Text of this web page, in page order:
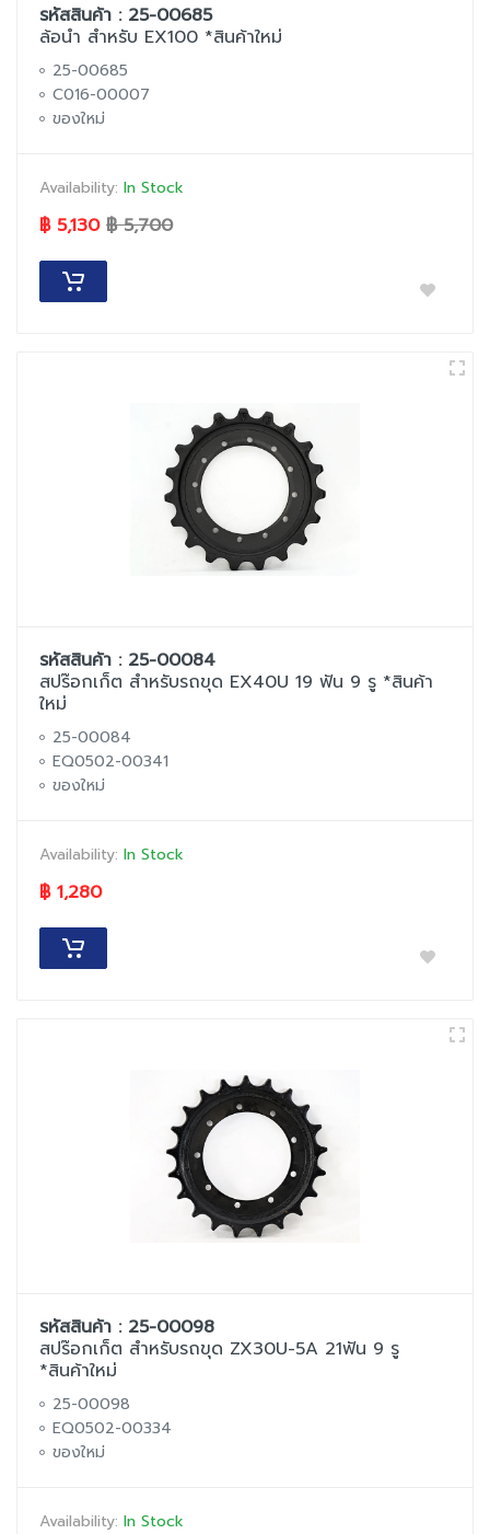
รหัสสินค้า : 25-00685
ล้อนำ สำหรับ EX100 *สินค้าใหม่
25-00685
C016-00007
ของใหม่
Availability: In Stock
฿ 5,130 ฿ 5,700
รหัสสินค้า : 25-00084
สปร๊อกเก็ต สำหรับรถขุด EX40U 19 ฟัน 9 รู *สินค้า
ใหม่
25-00084
EQ0502-00341
ของใหม่
Availability: In Stock
฿ 1,280
รหัสสินค้า : 25-00098
สปร๊อกเก็ต สำหรับรถขุด ZX30U-5A 21ฟัน 9 รู
*สินค้าใหม่
25-00098
EQ0502-00334
ของใหม่
Availability: In Stock